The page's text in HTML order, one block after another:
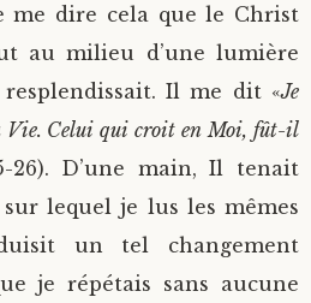
me dire cela que le Christ
au milieu d’une lumière
Il me dit «Je
Vie. Celui qui croit en Moi, fût-il
26). D’une main, Il tenait
lequel je lus les mêmes
un tel changement
je répétais sans aucune